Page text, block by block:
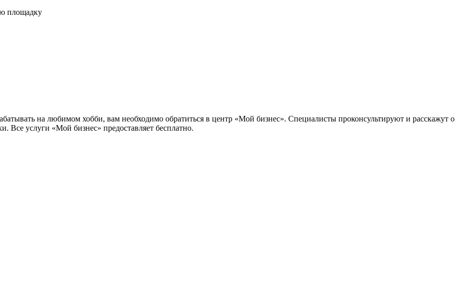
площадку
на любимом хобби, вам необходимо обратиться в центр «Мой бизнес». Специалисты проконсультируют и расскажут о
Все услуги «Мой бизнес» предоставляет бесплатно.